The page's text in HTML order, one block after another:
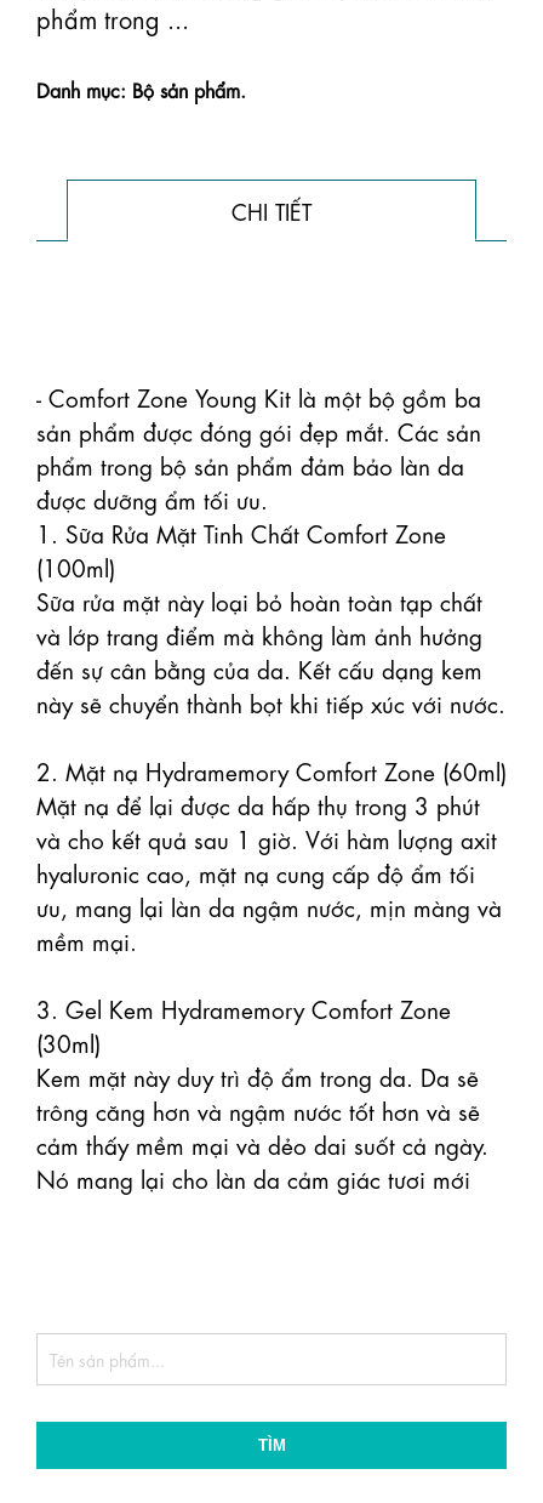
phẩm trong ...
Danh mục: Bộ sản phẩm.
CHI TIẾT
- Comfort Zone Young Kit là một bộ gồm ba
sản phẩm được đóng gói đẹp mắt. Các sản
phẩm trong bộ sản phẩm đảm bảo làn da
được dưỡng ẩm tối ưu.
1. Sữa Rửa Mặt Tinh Chất Comfort Zone
(100ml)
Sữa rửa mặt này loại bỏ hoàn toàn tạp chất
và lớp trang điểm mà không làm ảnh hưởng
đến sự cân bằng của da. Kết cấu dạng kem
này sẽ chuyển thành bọt khi tiếp xúc với nước.
2. Mặt nạ Hydramemory Comfort Zone (60ml)
Mặt nạ để lại được da hấp thụ trong 3 phút
và cho kết quả sau 1 giờ. Với hàm lượng axit
hyaluronic cao, mặt nạ cung cấp độ ẩm tối
ưu, mang lại làn da ngậm nước, mịn màng và
mềm mại.
3. Gel Kem Hydramemory Comfort Zone
(30ml)
Kem mặt này duy trì độ ẩm trong da. Da sẽ
trông căng hơn và ngậm nước tốt hơn và sẽ
cảm thấy mềm mại và dẻo dai suốt cả ngày.
Nó mang lại cho làn da cảm giác tươi mới
TÌM